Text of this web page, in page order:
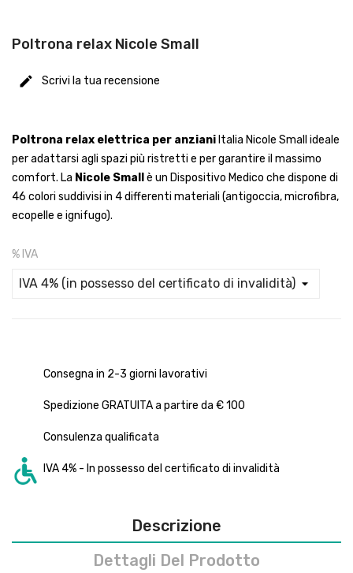
Poltrona relax Nicole Small
Scrivi la tua recensione
Poltrona relax elettrica per anziani Italia Nicole Small ideale
per adattarsi agli spazi più ristretti e per garantire il massimo
comfort. La Nicole Small
è un Dispositivo Medico che dispone di
46 colori suddivisi in 4 differenti materiali (antigoccia, microfibra,
ecopelle e ignifugo).
% IVA
Consegna in 2-3 giorni lavorativi
Spedizione GRATUITA a partire da € 100
Consulenza qualificata
IVA 4% - In possesso del certificato di invalidità
Descrizione
Dettagli Del Prodotto